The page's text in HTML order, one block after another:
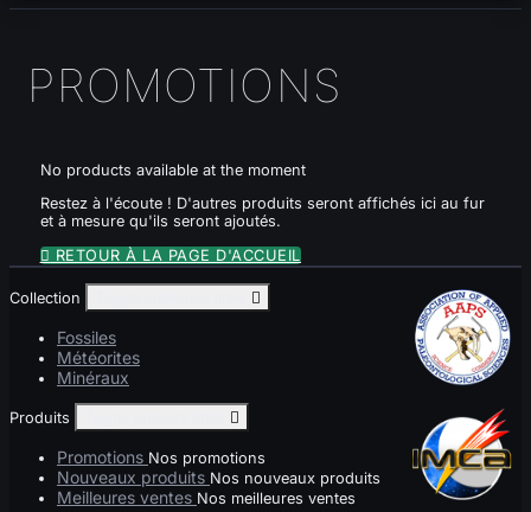
PROMOTIONS
No products available at the moment
Restez à l'écoute ! D'autres produits seront affichés ici au fur
et à mesure qu'ils seront ajoutés.
 RETOUR À LA PAGE D'ACCUEIL
Collection 
Fossiles
Météorites
Minéraux
Produits 
Promotions Nos promotions
Nouveaux produits Nos nouveaux produits
Meilleures ventes Nos meilleures ventes